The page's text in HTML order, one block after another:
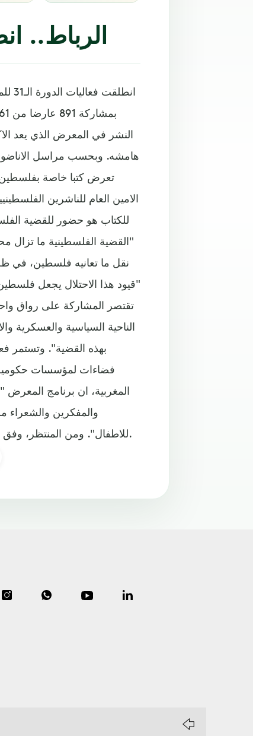
الرباط..
النشر في المعرض الذي يعد
هامشه. وبحسب مراسل
تعرض كتبا خاصة
الامين العام للناشرين
للكتاب هو حضور للقضية
"القضية الفلسطينية ما تزال
نقل ما تعانيه فلسطين، في
"قيود هذا الاحتلال يجعل
تقتصر المشاركة على رواق
الناحية السياسية والعسكرية
فضاءات لمؤسسات حكومية
والمفكرين والشعراء
للاطفال". ومن المنتظر، وفق المنظمين، عرض اكثر من 3 ملايين نسخة كتاب باروقة المعرض.